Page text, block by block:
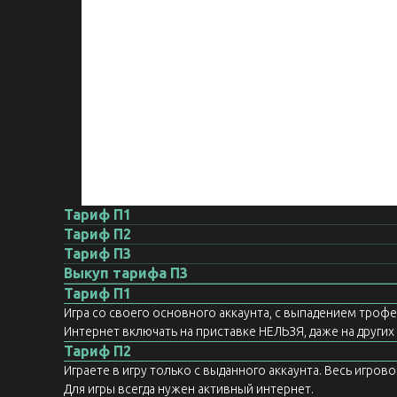
Тариф П1
Тариф П2
Тариф П3
Выкуп тарифа П3
Тариф П1
Игра со своего основного аккаунта, с выпадением
Интернет включать на приставке НЕЛЬЗЯ, даже на
Тариф П2
Играете в игру только с выданного аккаунта. Весь
Для игры всегда нужен активный интернет.